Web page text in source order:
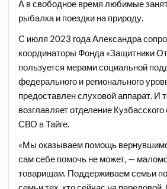
А в свободное время любимые
рыбалка и поездки на природу.
С июля 2023 года Александра
координаторы Фонда «Защитники
пользуется мерами социальной
федерального и регионального
предоставлен слуховой аппарат. И
возглавляет отделение
СВО в Тайге.
«Мы оказываем помощь
сам себе помочь не может, —
товарищам. Поддерживаем семьи